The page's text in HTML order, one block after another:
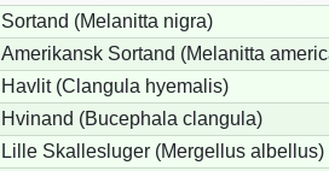
Sortand (Melanitta nigra)
Amerikansk Sortand (Melanitta
Havlit (Clangula hyemalis)
Hvinand (Bucephala clangula)
Lille Skallesluger (Mergellus albellus)